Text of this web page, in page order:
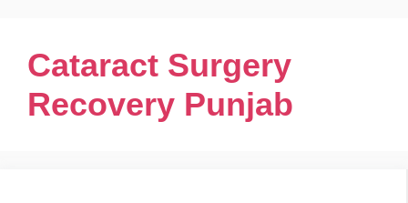
Cataract Surgery
Recovery Punjab